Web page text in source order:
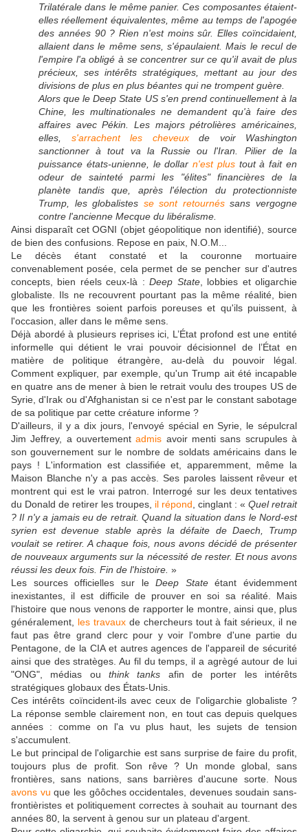
Trilatérale dans le même panier. Ces composantes étaient-
elles réellement équivalentes, même au temps de l'apogée
des années 90 ? Rien n'est moins sûr. Elles coïncidaient,
allaient dans le même sens, s'épaulaient. Mais le recul de
l'empire l'a obligé à se concentrer sur ce qu'il avait de plus
précieux, ses intérêts stratégiques, mettant au jour des
divisions de plus en plus béantes qui ne trompent guère.
Alors que le Deep State US s'en prend continuellement à la
Chine, les multinationales ne demandent qu'à faire des
affaires avec Pékin. Les majors pétrolières américaines,
elles, s'arrachent les cheveuxde voir Washington
sanctionner à tout va la Russie ou l'Iran. Pilier de la
puissance états-unienne, le dollarn'est plustout à fait en
odeur de sainteté parmi les "élites" financières de la
planète tandis que, après l'élection du protectionniste
Trump, les globalistes se sont retournéssans vergogne
contre l'ancienne Mecque du libéralisme.
Ainsi disparaît cet OGNI (objet géopolitique non identifié), source
de bien des confusions. Repose en paix, N.O.M...
Le décès étant constaté et la couronne mortuaire
convenablement posée, cela permet de se pencher sur d'autres
concepts, bien réels ceux-là :Deep State, lobbies et oligarchie
globaliste. Ils ne recouvrent pourtant pas la même réalité, bien
que les frontières soient parfois poreuses et qu'ils puissent, à
l'occasion, aller dans le même sens.
Déjà abordé à plusieurs reprises ici, L’État profond est une entité
informelle qui détient le vrai pouvoir décisionnel de l’État en
matière de politique étrangère, au-delà du pouvoir légal.
Comment expliquer, par exemple, qu'un Trump ait été incapable
en quatre ans de mener à bien le retrait voulu des troupes US de
Syrie, d'Irak ou d'Afghanistan si ce n'est par le constant sabotage
de sa politique par cette créature informe ?
D'ailleurs, il y a dix jours, l'envoyé spécial en Syrie, le sépulcral
Jim Jeffrey, a ouvertementadmis avoir menti sans scrupules à
son gouvernement sur le nombre de soldats américains dans le
pays ! L'information est classifiée et, apparemment, même la
Maison Blanche n'y a pas accès. Ses paroles laissent rêveur et
montrent qui est le vrai patron. Interrogé sur les deux tentatives
du Donald de retirer les troupes, il répond , cinglant : « Quel retrait
? Il n'y a jamais eu de retrait. Quand la situation dans le Nord-est
syrien est devenue stable après la défaite de Daech, Trump
voulait se retirer. A chaque fois, nous avons décidé de présenter
de nouveaux arguments sur la nécessité de rester. Et nous avons
réussi les deux fois. Fin de l'histoire. »
Les sources officielles sur leDeep Stateétant évidemment
inexistantes, il est difficile de prouver en soi sa réalité. Mais
l'histoire que nous venons de rapporter le montre, ainsi que, plus
généralement, les travauxde chercheurs tout à fait sérieux, il ne
faut pas être grand clerc pour y voir l'ombre d'une partie du
Pentagone, de la CIA et autres agences de l'appareil de sécurité
ainsi que des stratèges. Au fil du temps, il a agrègé autour de lui
"ONG", médias ou think tanks afin de porter les intérêts
stratégiques globaux des États-Unis.
Ces intérêts coïncident-ils avec ceux de l'oligarchie globaliste ?
La réponse semble clairement non, en tout cas depuis quelques
années : comme on l'a vu plus haut, les sujets de tension
s'accumulent.
Le but principal de l'oligarchie est sans surprise de faire du profit,
toujours plus de profit. Son rêve ? Un monde global, sans
frontières, sans nations, sans barrières d'aucune sorte. Nous
avons vu que les gôôches occidentales, devenues soudain sans-
frontièristes et politiquement correctes à souhait au tournant des
années 80, la servent à genou sur un plateau d'argent.